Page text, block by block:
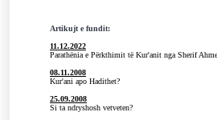
Artikujt e fundit:
11.12.2022
Parathënia e Përkthimit të Kur'anit nga Sherif
08.11.2008
Kur'ani apo Hadithet?
25.09.2008
Si ta ndryshosh vetveten?